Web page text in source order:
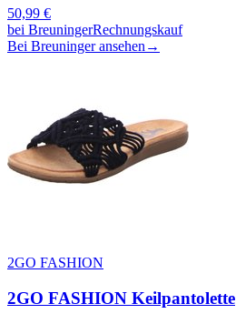
50,99 €
bei BreuningerRechnungskauf
Bei Breuninger ansehen →
2GO FASHION
2GO FASHION Keilpantolette